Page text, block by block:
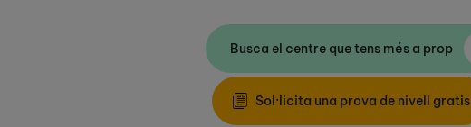
Busca el centre que tens més a prop
Sol·licita una prova de nivell gratis